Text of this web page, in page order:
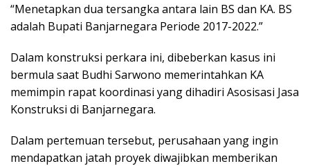
“Menetapkan dua tersangka antara lain BS dan KA. BS
adalah Bupati Banjarnegara Periode 2017-2022.”
Dalam konstruksi perkara ini, dibeberkan kasus ini
bermula saat Budhi Sarwono memerintahkan KA
memimpin rapat koordinasi yang dihadiri Asosisasi Jasa
Konstruksi di Banjarnegara.
Dalam pertemuan tersebut, perusahaan yang ingin
mendapatkan jatah proyek diwajibkan memberikan